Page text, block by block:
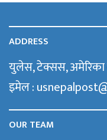
ADDRESS
युलेस, टेक्सस, अमेरिका
इमेल :
OUR TEAM